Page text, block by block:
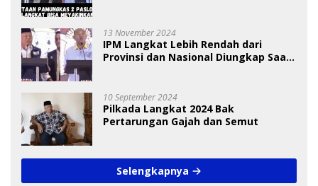
13 November 2024
IPM Langkat Lebih Rendah dari
Provinsi dan Nasional Diungkap Saat
10 September 2024
Pilkada Langkat 2024 Bak
Pertarungan Gajah dan Semut
Selengkapnya